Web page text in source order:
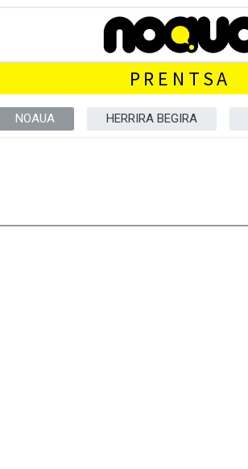
PRENTSA
NOAUA HERRIRA BEGIRA